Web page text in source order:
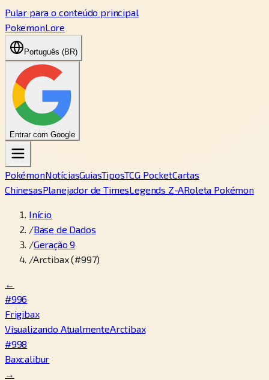
Pular para o conteúdo principal
PokemonLore
Português (BR)
Entrar com Google
PokémonNotíciasGuiasTiposTCG PocketCartas
ChinesasPlanejador de TimesLegends Z-ARoleta Pokémon
Início
/Base de Dados
/Geração 9
/Arctibax (#997)
←
#996
Frigibax
Visualizando AtualmenteArctibax
#998
Baxcalibur
→